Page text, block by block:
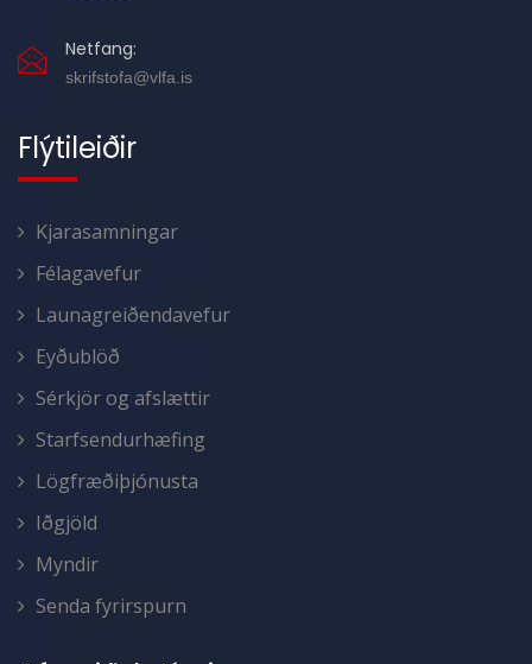
Netfang:
skrifstofa@vlfa.is
Flýtileiðir
Kjarasamningar
Félagavefur
Launagreiðendavefur
Eyðublöð
Sérkjör og afslættir
Starfsendurhæfing
Lögfræðiþjónusta
Iðgjöld
Myndir
Senda fyrirspurn